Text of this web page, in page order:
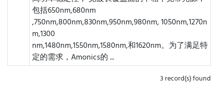
包括650nm,680nm
,750nm,800nm,830nm,950nm,980nm, 1050nm,1270n
m,1300
nm,1480nm,1550nm,1580nm,和1620nm。为了满足特
定的需求，Amonics的 ...
3 record(s) found